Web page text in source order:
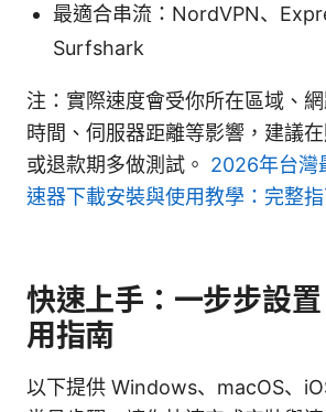
最適合串流：NordVPN、
Surfshark
注：實際速度會受你所在區域、
時間、伺服器距離等影響，建議
或退款期多做測試。 2026年台灣
速器下載安裝與使用教學：完整
快速上手：一步步設
用指南
以下提供 Windows、macOS、